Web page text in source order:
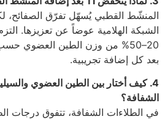
المنشّط القطبي يُسهّل تفرّق الصفائح،
الشبكة الهلامية عوضاً عن تعزيزها.
بعد كل إضافة تجريبية.
4. كيف أختار بين الطين العضوي
الشفافة؟
في الطلاءات الشفافة، تتفوق درجات